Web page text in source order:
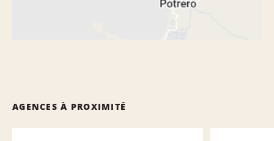
AGENCES À PROXIMITÉ